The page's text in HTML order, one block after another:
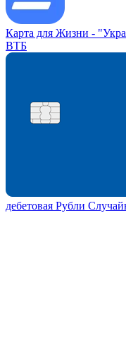
Карта для Жизни -
ВТБ
дебетовая Рубли